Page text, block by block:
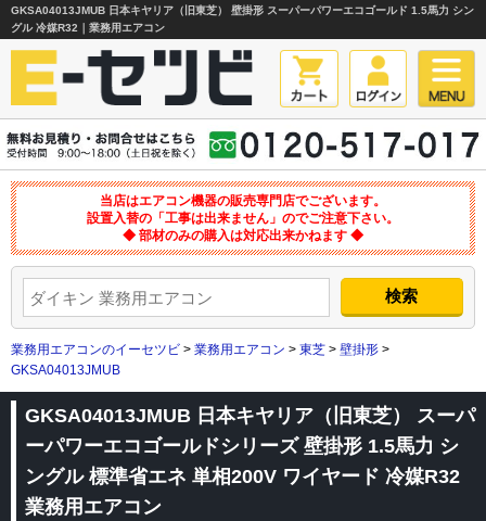
GKSA04013JMUB 日本キヤリア（旧東芝） 壁掛形 スーパーパワーエコゴールド 1.5馬力 シン
グル 冷媒R32｜業務用エアコン
当店はエアコン機器の販売専門店でございます。
設置入替の「工事は出来ません」のでご注意下さい。
◆ 部材のみの購入は対応出来かねます ◆
業務用エアコンのイーセツビ > 業務用エアコン > 東芝 > 壁掛形 >
GKSA04013JMUB
GKSA04013JMUB 日本キヤリア（旧東芝） スーパ
ーパワーエコゴールドシリーズ 壁掛形 1.5馬力 シ
ングル 標準省エネ 単相200V ワイヤード 冷媒R32
業務用エアコン